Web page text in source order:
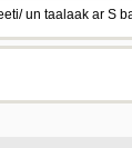
un taalaak ar S